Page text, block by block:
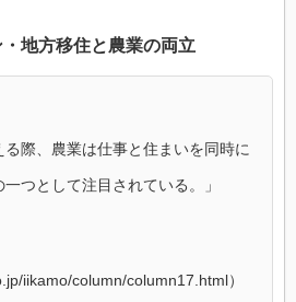
・ 地方移住と農業の両立
る際、農業は仕事と住まいを同時に
つとして注目されている。」
iikamo/column/column17.html）